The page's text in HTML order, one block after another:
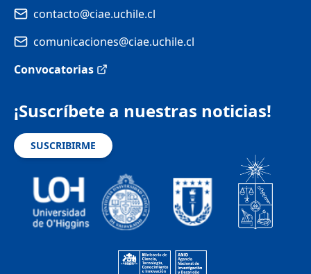
contacto@ciae.uchile.cl
comunicaciones@ciae.uchile.cl
Convocatorias
¡Suscríbete a nuestras noticias!
SUSCRIBIRME